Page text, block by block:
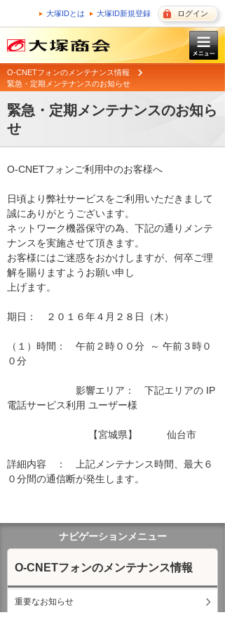
大塚IDとは 大塚ID新規登録 ログイン
O-CNETフォンのメンテナンス情報
緊急・定期メンテナンスのお知らせ
緊急・定期メンテナンスのお知ら
せ
O-CNETフォンご利用中のお客様へ
日頃より弊社サービスをご利用いただきまして
誠にありがとうございます。
ネットワーク機器保守の為、下記の通りメンテ
ナンスを実施させて頂きます。
お客様にはご迷惑をおかけしますが、何卒ご理
解を賜りますようお願い申し
上げます。
期日：　２０１６年４月２８日（木）
（１）時間：　午前２時００分  ～ 午前３時０
０分
影響エリア：　下記エリアの IP
電話サービス利用 ユーザー様
【宮城県】　　　仙台市
詳細内容　：　上記メンテナンス時間、最大６
０分間の通信断が発生します。
ナビゲーションメニュー
O-CNETフォンのメンテナンス情報
重要なお知らせ